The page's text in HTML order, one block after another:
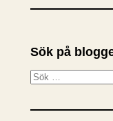
Sök på
S
k